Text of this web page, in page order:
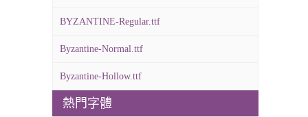
BYZANTINE-Regular.ttf
Byzantine-Normal.ttf
Byzantine-Hollow.ttf
熱門字體